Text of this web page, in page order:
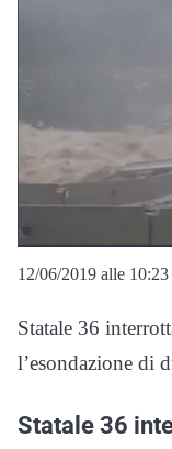
12/06/2019 alle 10:23
Statale 36
l’esondazione di
Statale 36